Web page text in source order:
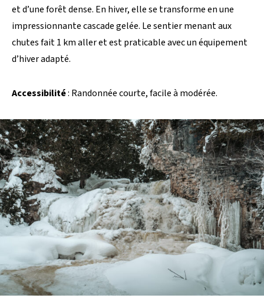
et d’une forêt dense. En hiver, elle se transforme en une
impressionnante cascade gelée. Le sentier menant aux
chutes fait 1 km aller et est praticable avec un équipement
d’hiver adapté.
Accessibilité: Randonnée courte, facile à modérée.